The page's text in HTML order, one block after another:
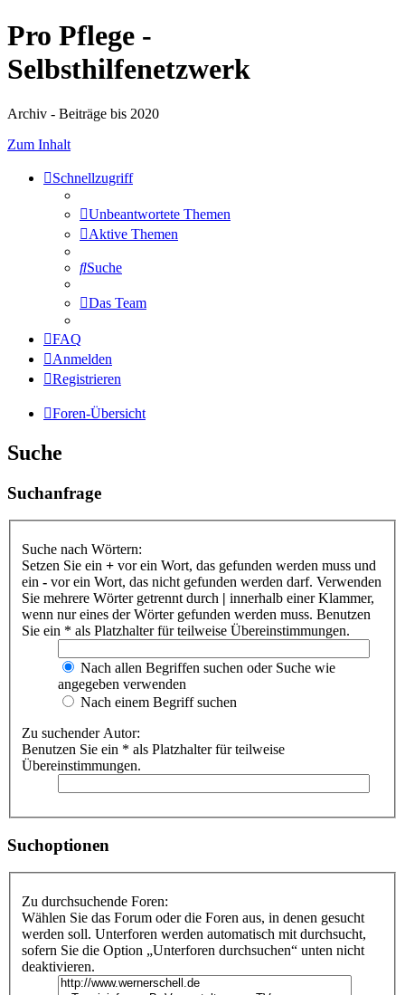
Pro Pflege -
Selbsthilfenetzwerk
Archiv - Beiträge bis 2020
Zum Inhalt
Schnellzugriff
Unbeantwortete Themen
Aktive Themen
Suche
Das Team
FAQ
Anmelden
Registrieren
Foren-Übersicht
Suche
Suchanfrage
Suche nach Wörtern:
Setzen Sie ein + vor ein Wort, das gefunden werden muss und
ein - vor ein Wort, das nicht gefunden werden darf. Verwenden
Sie mehrere Wörter getrennt durch | innerhalb einer Klammer,
wenn nur eines der Wörter gefunden werden muss. Benutzen
Sie ein * als Platzhalter für teilweise Übereinstimmungen.
Nach allen Begriffen suchen oder Suche wie
angegeben verwenden
Nach einem Begriff suchen
Zu suchender Autor:
Benutzen Sie ein * als Platzhalter für teilweise
Übereinstimmungen.
Suchoptionen
Zu durchsuchende Foren:
Wählen Sie das Forum oder die Foren aus, in denen gesucht
werden soll. Unterforen werden automatisch mit durchsucht,
sofern Sie die Option „Unterforen durchsuchen“ unten nicht
deaktivieren.